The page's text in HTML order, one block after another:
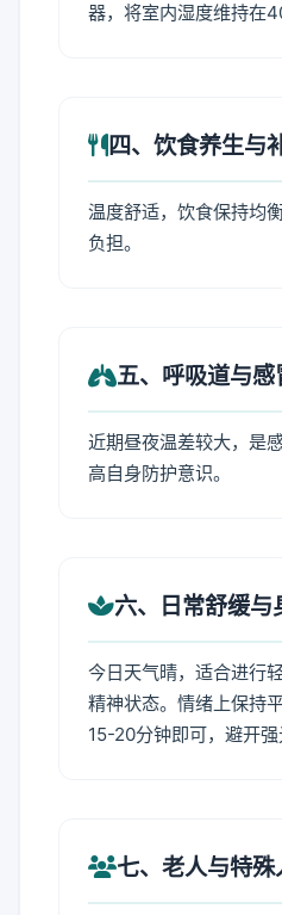
器，将室内湿度维持在
四、饮食养生与
温度舒适，饮食保持均
负担。
五、呼吸道与感
近期昼夜温差较大，是
高自身防护意识。
六、日常舒缓与
今日天气晴，适合进行
精神状态。情绪上保持
15-20分钟即可，避开
七、老人与特